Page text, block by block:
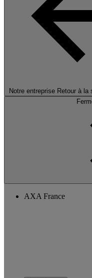
Notre entreprise Retour à la
AXA France